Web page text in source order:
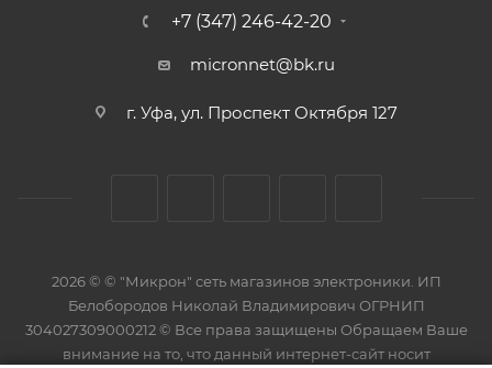
+7 (347) 246-42-20
micronnet@bk.ru
г. Уфа, ул. Проспект Октября 127
2026 © © "Микрон" сеть магазинов электроники. ИП
Белобородов Николай Владимирович ОГРНИП
304027309000212 © Все права защищены Обращаем Ваше
внимание на то, что данный интернет-сайт носит